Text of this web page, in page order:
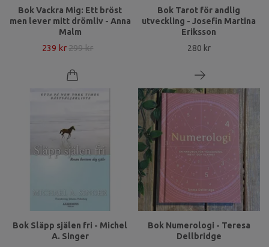
Bok Vackra Mig: Ett bröst
men lever mitt drömliv - Anna
Malm
239 kr 299 kr
Bok Tarot för andlig
utveckling - Josefin Martina
Eriksson
280 kr
Bok Släpp själen fri - Michel
A. Singer
Bok Numerologi - Teresa
Dellbridge